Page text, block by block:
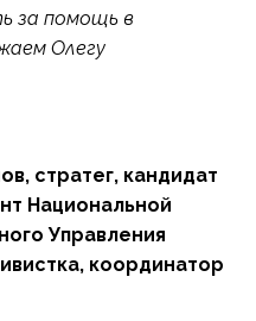
за помощь в
Олегу
стратег, кандидат
Национальной
Управления
координатор